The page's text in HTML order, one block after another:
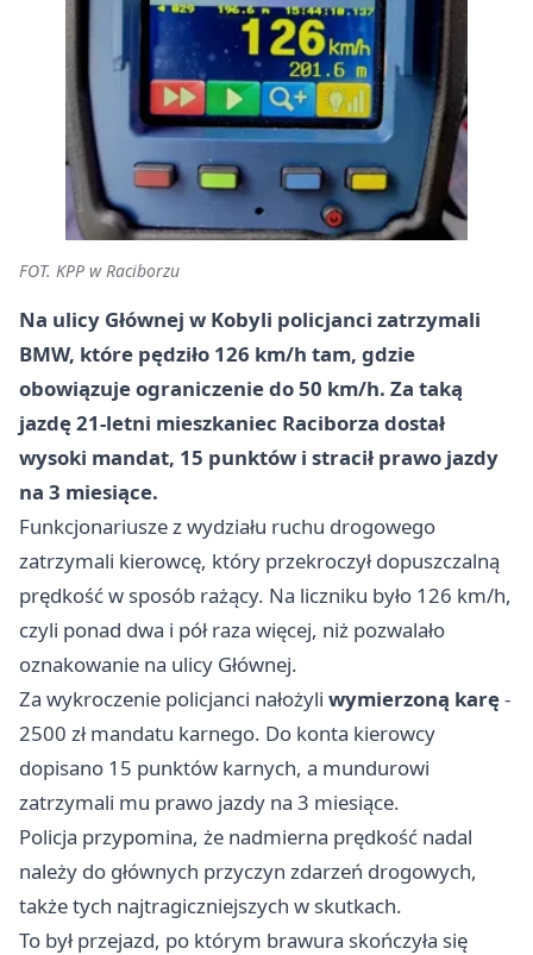
FOT. KPP w Raciborzu
Na ulicy Głównej w Kobyli policjanci zatrzymali
BMW, które pędziło 126 km/h tam, gdzie
obowiązuje ograniczenie do 50 km/h. Za taką
jazdę 21-letni mieszkaniec Raciborza dostał
wysoki mandat, 15 punktów i stracił prawo jazdy
na 3 miesiące.
Funkcjonariusze z wydziału ruchu drogowego
zatrzymali kierowcę, który przekroczył dopuszczalną
prędkość w sposób rażący. Na liczniku było 126 km/h,
czyli ponad dwa i pół raza więcej, niż pozwalało
oznakowanie na ulicy Głównej.
Za wykroczenie policjanci nałożyli wymierzoną karę-
2500 zł mandatu karnego. Do konta kierowcy
dopisano 15 punktów karnych, a mundurowi
zatrzymali mu prawo jazdy na 3 miesiące.
Policja przypomina, że nadmierna prędkość nadal
należy do głównych przyczyn zdarzeń drogowych,
także tych najtragiczniejszych w skutkach.
To był przejazd, po którym brawura skończyła się